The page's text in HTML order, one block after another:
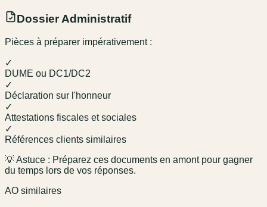
Dossier Administratif
Pièces à préparer impérativement :
✓
DUME ou DC1/DC2
✓
Déclaration sur l'honneur
✓
Attestations fiscales et sociales
✓
Références clients similaires
💡 Astuce : Préparez ces documents en amont pour gagner
du temps lors de vos réponses.
AO similaires